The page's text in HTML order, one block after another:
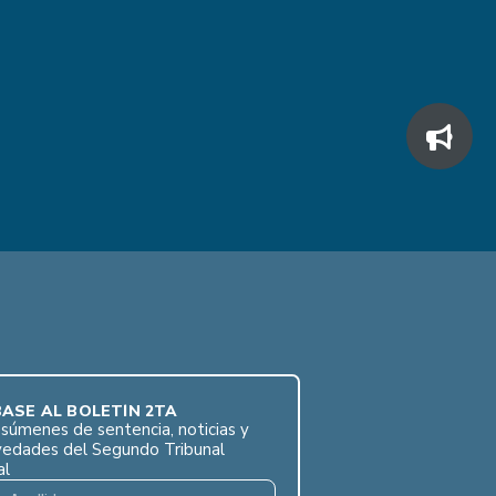
AL BOLETÍN 2TA
de sentencia, noticias y
del Segundo Tribunal